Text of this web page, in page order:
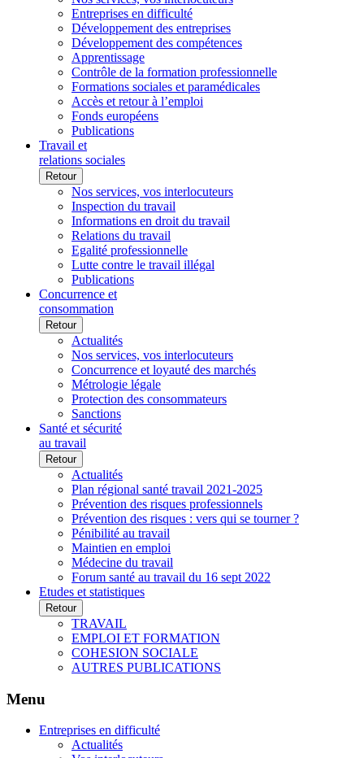
Entreprises en difficulté
Développement des entreprises
Développement des compétences
Apprentissage
Contrôle de la formation professionnelle
Formations sociales et paramédicales
Accès et retour à l’emploi
Fonds européens
Publications
Travail et
relations sociales
Retour
Nos services, vos interlocuteurs
Inspection du travail
Informations en droit du travail
Relations du travail
Egalité professionnelle
Lutte contre le travail illégal
Publications
Concurrence et
consommation
Retour
Actualités
Nos services, vos interlocuteurs
Concurrence et loyauté des marchés
Métrologie légale
Protection des consommateurs
Sanctions
Santé et sécurité
au travail
Retour
Actualités
Plan régional santé travail 2021-2025
Prévention des risques professionnels
Prévention des risques : vers qui se tourner ?
Pénibilité au travail
Maintien en emploi
Médecine du travail
Forum santé au travail du 16 sept 2022
Etudes et statistiques
Retour
TRAVAIL
EMPLOI ET FORMATION
COHESION SOCIALE
AUTRES PUBLICATIONS
Menu
Entreprises en difficulté
Actualités